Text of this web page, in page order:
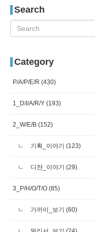
Search
Category
P/A/P/E/R (430)
1_D/I/A/R/Y (193)
2_W/E/B (152)
기획_이야기 (123)
디쟌_이야기 (29)
3_P/H/O/T/O (85)
가까이_보기 (60)